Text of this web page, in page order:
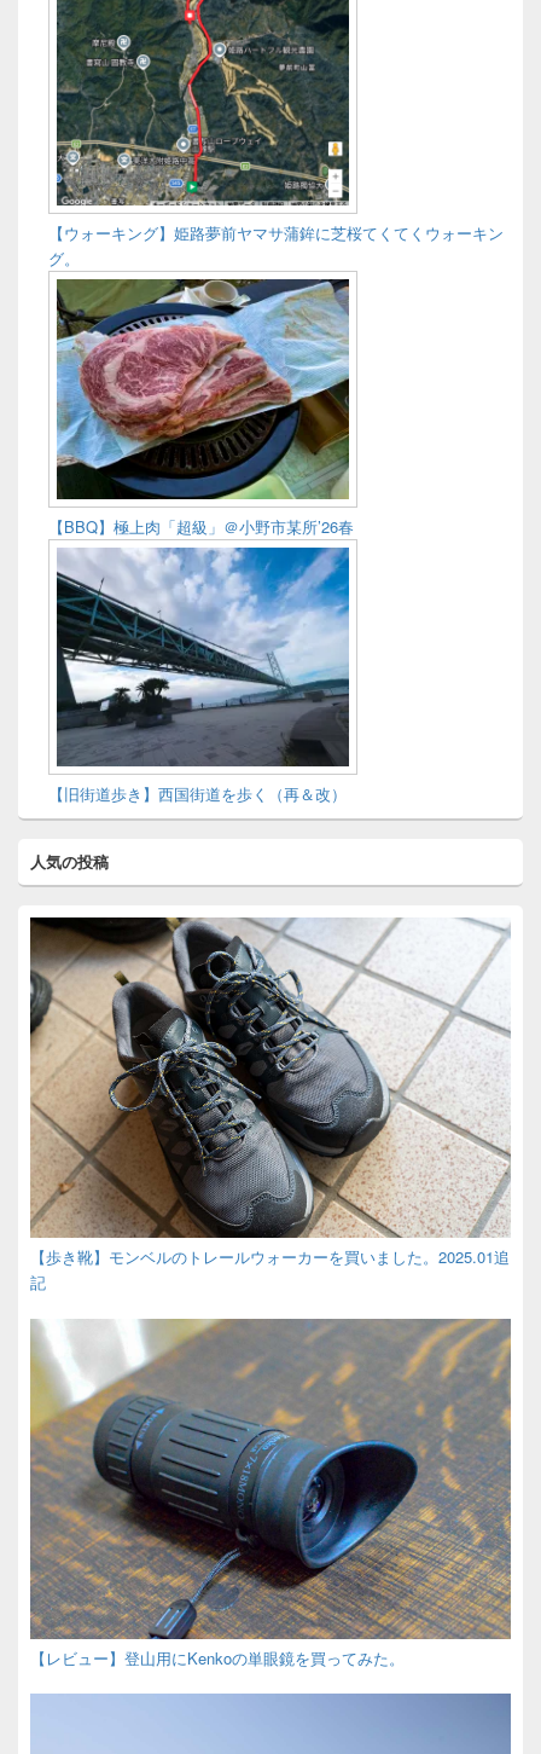
【ウォーキング】姫路夢前ヤマサ蒲鉾に芝桜てくてくウォーキン
グ。
【BBQ】極上肉「超級」＠小野市某所’26春
【旧街道歩き】西国街道を歩く（再＆改）
人気の投稿
【歩き靴】モンベルのトレールウォーカーを買いました。2025.01追
記
【レビュー】登山用にKenkoの単眼鏡を買ってみた。